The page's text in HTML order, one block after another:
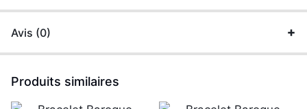
Avis (0)
Produits similaires